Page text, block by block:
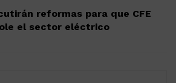
reformas para que CFE
el sector eléctrico